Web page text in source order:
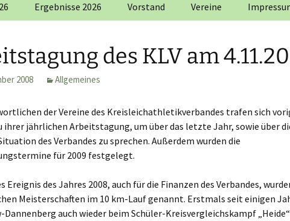
Ergebnisse 2026 Vorstand Vereine
des KLV am
2008 Allgemeines
der Vereine des Kreisleichathletikverbandes trafen sich
ihrer jährlichen Arbeitstagung, um über das letzte Jahr, sowie über
des Verbandes zu sprechen. Außerdem wurden die
für 2009 festgelegt.
Ereignis des Jahres 2008, auch für die Finanzen des Verbandes,
Meisterschaften im 10 km-Lauf genannt. Erstmals seit einigen
Dannenberg auch wieder beim Schüler-Kreisvergleichskampf „Heide“